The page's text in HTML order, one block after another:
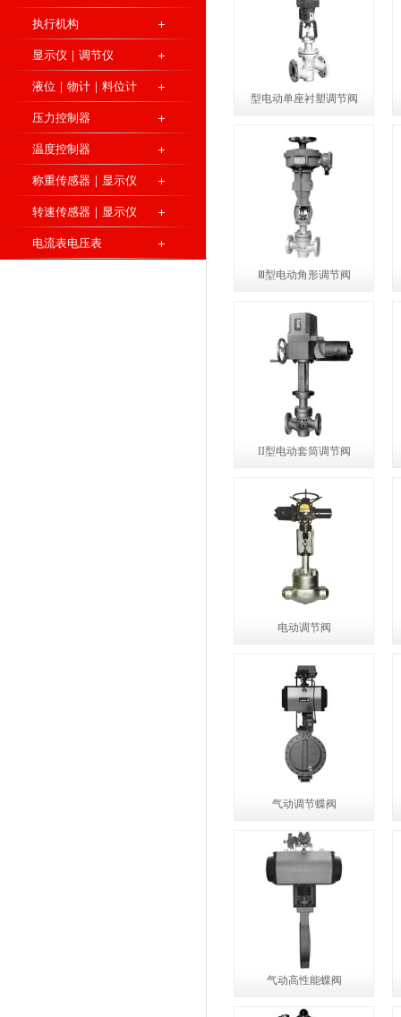
执行机构
显示仪｜调节仪
液位｜物计｜料位计
压力控制器
温度控制器
称重传感器｜显示仪
转速传感器｜显示仪
电流表电压表
型电动单座衬塑调节阀
Ⅲ型电动角形调节阀
II型电动套筒调节阀
电动调节阀
气动调节蝶阀
气动高性能蝶阀